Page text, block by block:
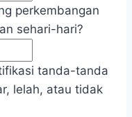
perkembangan
sehari-hari?
tanda-tanda
lelah, atau tidak